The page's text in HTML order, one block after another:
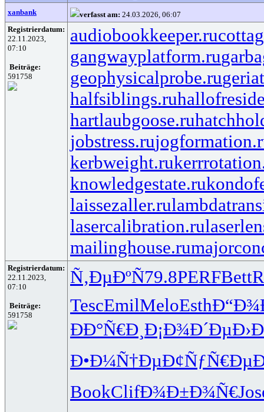
xanbank verfasst am: 24.03.2026, 06:07
Registrierdatum:
22.11.2023,
07:10
Beiträge:
591758
audiobookkeeper.ru
gangwayplatform.ru
geophysicalprobe.ru
halfsiblings.ru
hartlaubgoose.ru
jobstress.ru
kerbweight.ru
knowledgestate.ru
laissezaller.ru
lasercalibration.ru
mailinghouse.ru
Registrierdatum:
22.11.2023,
07:10
Beiträge:
591758
Ñ‚ÐµÐºÑ79.8PERFBett
TescEmilMeloEsth
ÐÐ°Ñ€Ð¸ Ð¡Ð¾Ð´Ðµ
Ð•Ð¼Ñ†ÐµÐ¢ÑƒÑ€Ðµ
BookClifÐ¾Ð±Ð¾Ñ€